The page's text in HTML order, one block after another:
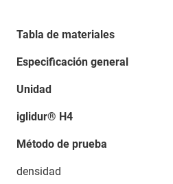
Tabla de materiales
Especificación general
Unidad
iglidur® H4
Método de prueba
densidad